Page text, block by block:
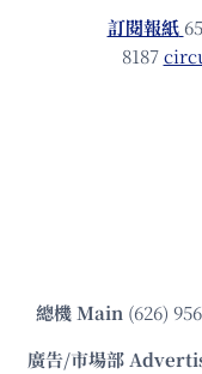
訂閱報紙
8187
總機Main (626)
廣告/市場部